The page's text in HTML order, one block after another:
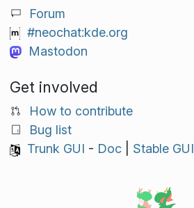
Forum
#neochat:kde.org
Mastodon
Get involved
How to contribute
Bug list
Trunk GUI - Doc| Stable GUI